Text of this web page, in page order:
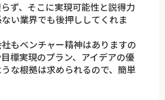
ず、そこに実現可能性と説得力
い業界でも後押ししてくれま
もベンチャー精神はありますの
標実現のプラン、アイデアの優
な根拠は求められるので、簡単